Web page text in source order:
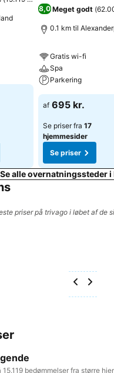
8,0 Meget godt (
0.1 km til
Gratis wi-fi
Spa
Parkering
af 695 kr.
Se priser fra 17
hjemmesider
Se priser
Se alle overnatningssteder i
priser på trivago i løbet af de
15.119 bedømmelser fra større